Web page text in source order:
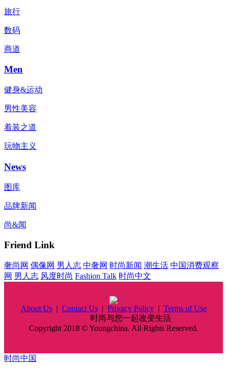
旅行
数码
商道
Men
健身&运动
男性美容
着装之道
玩物主义
News
图库
品牌新闻
尚&闻
Friend Link
奢尚网 偶像网 男人志 中奢网 时尚新闻 潮生活 中国消费观察
网 男人志 风度时尚 Fashion Talk 时尚中文
About Us| Contact Us| Privacy Policy| Terms of Use
时尚与您一起改变生活
Copyright 2018 © Youngchina. All Rights Reserved.
时尚中国